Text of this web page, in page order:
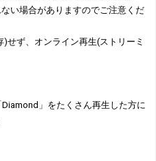
い場合がありますのでご注意くだ
ず、オンライン再生(ストリーミ
」をたくさん再生した方に